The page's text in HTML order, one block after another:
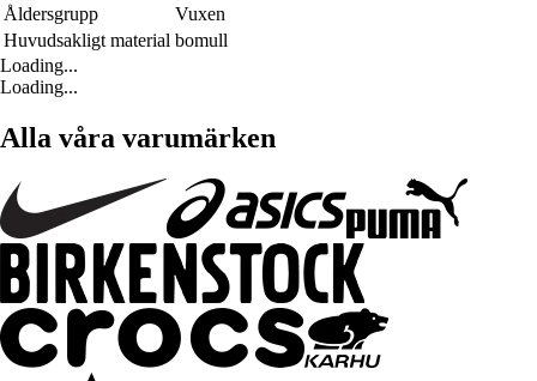
Åldersgrupp
Vuxen
Huvudsakligt material bomull
Loading...
Loading...
Alla våra varumärken